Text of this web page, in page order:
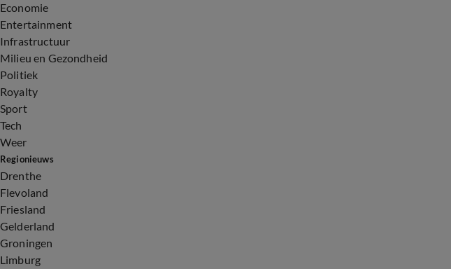
Economie
Entertainment
Infrastructuur
Milieu en Gezondheid
Politiek
Royalty
Sport
Tech
Weer
Regionieuws
Drenthe
Flevoland
Friesland
Gelderland
Groningen
Limburg